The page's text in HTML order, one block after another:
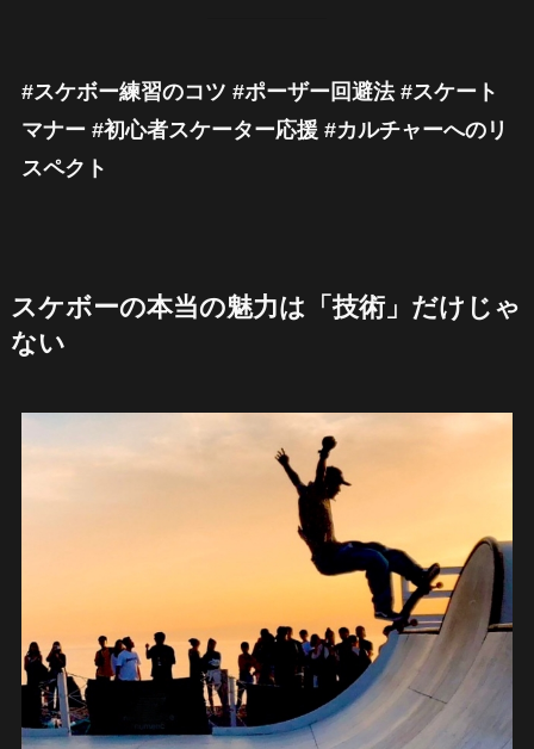
#スケボー練習のコツ #ポーザー回避法 #スケート
マナー #初心者スケーター応援 #カルチャーへのリ
スペクト
スケボーの本当の魅力は「技術」だけじゃ
ない